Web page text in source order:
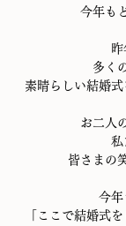
今年も
多く
素晴らしい結婚
お二人
私
皆さまの
今年
「ここで結婚式